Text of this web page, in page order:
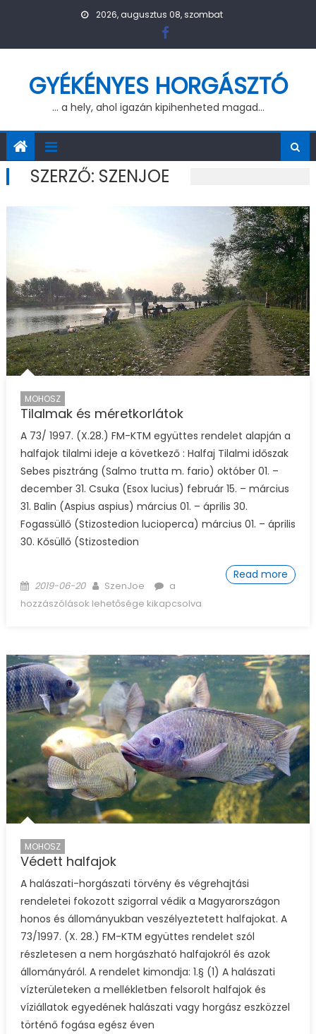
2026, augusztus 08, szombat
GYÉKÉNYES HORGÁSZTÓ
… a hely, ahol igazán kipihenheted magad…
SZERZŐ: SZENJOE
MOHOSZ
Tilalmak és méretkorlátok
A 73/ 1997. (X.28.) FM-KTM együttes rendelet alapján a
halfajok tilalmi ideje a következő : Halfaj Tilalmi időszak
Sebes pisztráng (Salmo trutta m. fario) október 01. –
december 31. Csuka (Esox lucius) február 15. – március
31. Balin (Aspius aspius) március 01. – április 30.
Fogassüllő (Stizostedion lucioperca) március 01. – április
30. Kősüllő (Stizostedion
Read more
Posted on
2019-06-20 Author
SzenJoe
Tilalmak és méretkorlátok
bejegyzéshez
a
hozzászólások lehetősége kikapcsolva
MOHOSZ
Védett halfajok
A halászati-horgászati törvény és végrehajtási
rendeletei fokozott szigorral védik a Magyarországon
honos és állományukban veszélyeztetett halfajokat. A
73/1997. (X. 28.) FM-KTM együttes rendelet szól
részletesen a nem horgászható halfajokról és azok
állományáról. A rendelet kimondja: 1.§ (1) A halászati
vízterületeken a mellékletben felsorolt halfajok és
víziállatok egyedének halászati vagy horgász eszközzel
történő fogása egész éven